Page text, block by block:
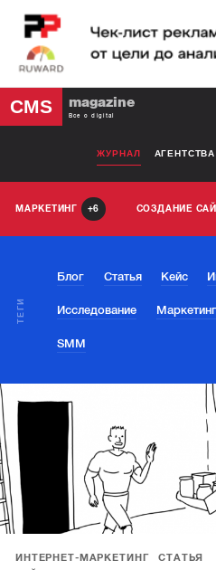
CMS magazine
Все о digital
ЖУРНАЛ АГЕНТСТВА
МАРКЕТИНГ 6 СОЗДАНИЕ
ТЕГИ
Блог Статья Кейс
Исследование Маркетинг
SMM
ИНТЕРНЕТ-МАРКЕТИНГ
СТАТЬЯ